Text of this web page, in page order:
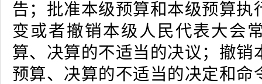
告；批准本级预算和本级预算执
变或者撤销本级人民代表大会
算、决算的不适当的决议；撤销
预算、决算的不适当的决定和命